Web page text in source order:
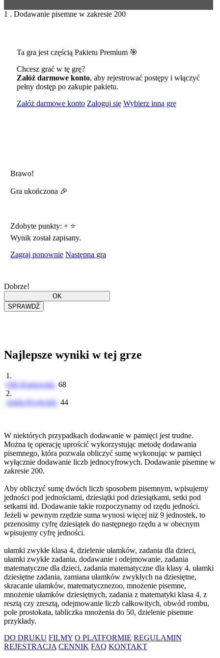
1 . Dodawanie pisemne w zakresie 200
Ta gra jest częścią Pakietu Premium 🎯
Chcesz grać w tę grę?
Załóż darmowe konto, aby rejestrować postępy i włączyć
pełny dostęp po zakupie pakietu.
Załóż darmowe konto Zaloguj się Wybierz inną grę
Brawo!
Gra ukończona 🎉
Zdobyte punkty: +⭐
Wynik został zapisany.
Zagraj ponownie Następna gra
Dobrze!
Najlepsze wyniki w tej grze
1.
Oliś Kaniowski 68
2.
Adela Kwiecień 44
W niektórych przypadkach dodawanie w pamięci jest trudne.
Można tę operację uprościć wykorzystując metodę dodawania
pisemnego, która pozwala obliczyć sumę wykonując w pamięci
wyłącznie dodawanie liczb jednocyfrowych. Dodawanie pisemne w
zakresie 200.
Aby obliczyć sumę dwóch liczb sposobem pisemnym, wpisujemy
jedności pod jednościami, dziesiątki pod dziesiątkami, setki pod
setkami itd. Dodawanie takie rozpoczynamy od rzędu jedności.
Jeżeli w pewnym rzędzie suma wynosi więcej niż 9 jednostek, to
przenosimy cyfrę dziesiątek do następnego rzędu a w obecnym
wpisujemy cyfrę jedności.
ułamki zwykłe klasa 4, dzielenie ułamków, zadania dla dzieci,
ułamki zwykłe zadania, dodawanie i odejmowanie, zadania
matematyczne dla dzieci, zadania matematyczne dla klasy 4, ułamki
dziesiętne zadania, zamiana ułamków zwykłych na dziesiętne,
skracanie ułamków, matematycznezoo, mnożenie pisemne,
mnożenie ułamków dziesiętnych, zadania z matematyki klasa 4, z
resztą czy zresztą, odejmowanie liczb całkowitych, obwód rombu,
pole prostokata, tabliczka mnożenia do 50, dzielenie pisemne
przykłady.
DO DRUKU FILMY O PLATFORMIE REGULAMIN
REJESTRACJA CENNIK FAQ KONTAKT